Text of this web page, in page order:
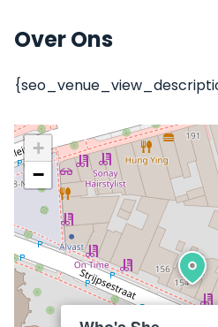
Over Ons
+
−